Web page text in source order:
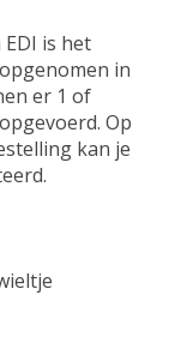
is het
in
er 1 of
Op
kan je